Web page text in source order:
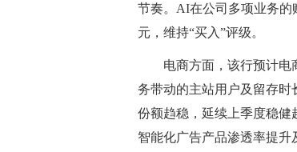
节奏。AI在公司多项业务的
元，维持“买入”评级。
电商方面，该行预计电
务带动的主站用户及留存时
份额趋稳，延续上季度稳健
智能化广告产品渗透率提